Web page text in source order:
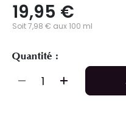
19,95 €
Soit 7,98 € aux 100 ml
Quantité :